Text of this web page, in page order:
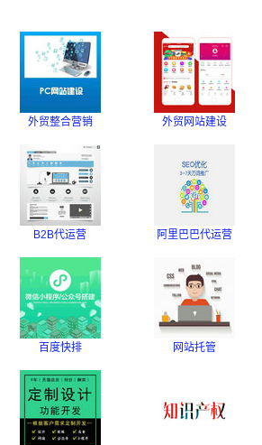
外贸整合营销 外贸网站建设
B2B代运营 阿里巴巴代运营
百度快排 网站托管